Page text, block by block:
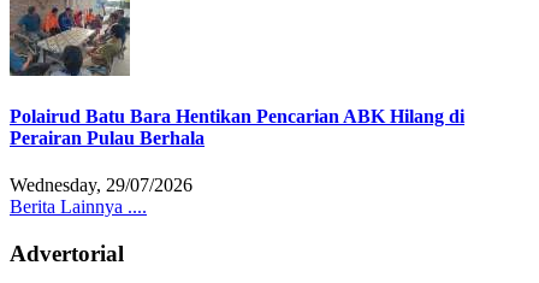
Polairud Batu Bara Hentikan Pencarian ABK Hilang di
Perairan Pulau Berhala
Wednesday, 29/07/2026
Berita Lainnya ....
Advertorial